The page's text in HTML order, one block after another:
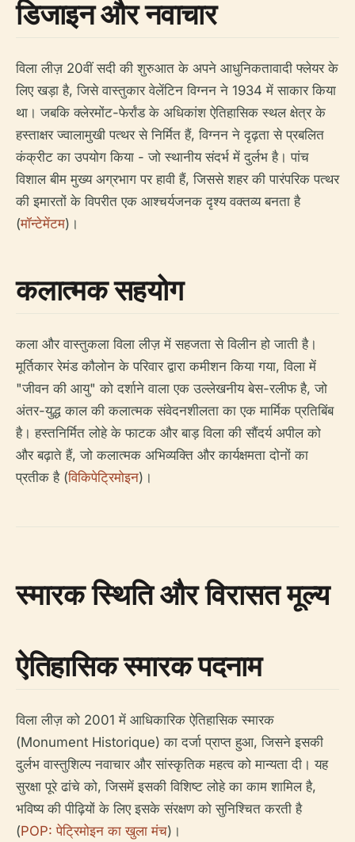
डिजाइन और नवाचार
विला लीज़ 20वीं सदी की शुरुआत के अपने आधुनिकतावादी फ्लेयर के
लिए खड़ा है, जिसे वास्तुकार वेलेंटिन विग्नन ने 1934 में साकार किया
था। जबकि क्लेरमोंट-फेर्रांड के अधिकांश ऐतिहासिक स्थल क्षेत्र के
हस्ताक्षर ज्वालामुखी पत्थर से निर्मित हैं, विग्नन ने दृढ़ता से प्रबलित
कंक्रीट का उपयोग किया - जो स्थानीय संदर्भ में दुर्लभ है। पांच
विशाल बीम मुख्य अग्रभाग पर हावी हैं, जिससे शहर की पारंपरिक पत्थर
की इमारतों के विपरीत एक आश्चर्यजनक दृश्य वक्तव्य बनता है
(मॉन्टेमेंटम)।
कलात्मक सहयोग
कला और वास्तुकला विला लीज़ में सहजता से विलीन हो जाती है।
मूर्तिकार रेमंड कौलोन के परिवार द्वारा कमीशन किया गया, विला में
"जीवन की आयु" को दर्शाने वाला एक उल्लेखनीय बेस-रलीफ है, जो
अंतर-युद्ध काल की कलात्मक संवेदनशीलता का एक मार्मिक प्रतिबिंब
है। हस्तनिर्मित लोहे के फाटक और बाड़ विला की सौंदर्य अपील को
और बढ़ाते हैं, जो कलात्मक अभिव्यक्ति और कार्यक्षमता दोनों का
प्रतीक है (विकिपेट्रिमोइन)।
स्मारक स्थिति और विरासत मूल्य
ऐतिहासिक स्मारक पदनाम
विला लीज़ को 2001 में आधिकारिक ऐतिहासिक स्मारक
(Monument Historique) का दर्जा प्राप्त हुआ, जिसने इसकी
दुर्लभ वास्तुशिल्प नवाचार और सांस्कृतिक महत्व को मान्यता दी। यह
सुरक्षा पूरे ढांचे को, जिसमें इसकी विशिष्ट लोहे का काम शामिल है,
भविष्य की पीढ़ियों के लिए इसके संरक्षण को सुनिश्चित करती है
(POP: पेट्रिमोइन का खुला मंच)।